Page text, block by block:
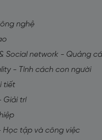
nghệ
Social network - Quảng
- Tính cách con người
tiết
Giải trí
Học tập và công việc